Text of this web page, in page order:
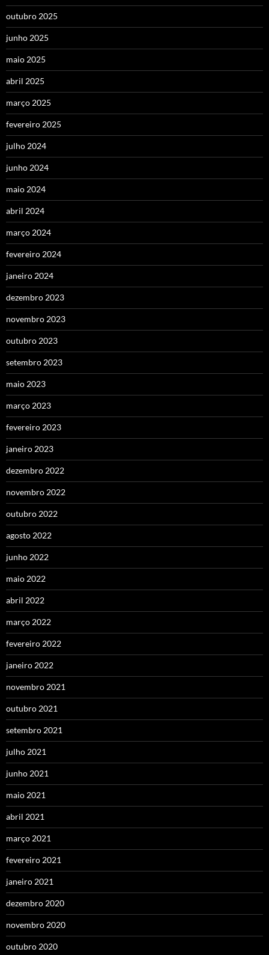
outubro 2025
junho 2025
maio 2025
abril 2025
março 2025
fevereiro 2025
julho 2024
junho 2024
maio 2024
abril 2024
março 2024
fevereiro 2024
janeiro 2024
dezembro 2023
novembro 2023
outubro 2023
setembro 2023
maio 2023
março 2023
fevereiro 2023
janeiro 2023
dezembro 2022
novembro 2022
outubro 2022
agosto 2022
junho 2022
maio 2022
abril 2022
março 2022
fevereiro 2022
janeiro 2022
novembro 2021
outubro 2021
setembro 2021
julho 2021
junho 2021
maio 2021
abril 2021
março 2021
fevereiro 2021
janeiro 2021
dezembro 2020
novembro 2020
outubro 2020